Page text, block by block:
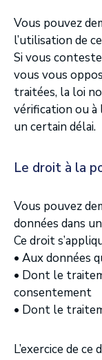
Vous pouvez
l’utilisation de
Si vous
vous vous
traitées, la loi
vérification ou à
un certain délai.
Le droit à la
Vous pouvez
données dans
Ce droit
• Aux données
• Dont le
consentement
• Dont le
L’exercice de